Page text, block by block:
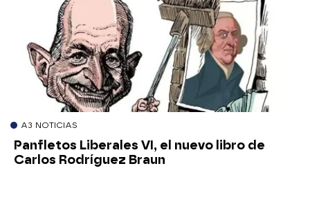
A3 NOTICIAS
Panfletos Liberales VI, el nuevo libro de
Carlos Rodríguez Braun